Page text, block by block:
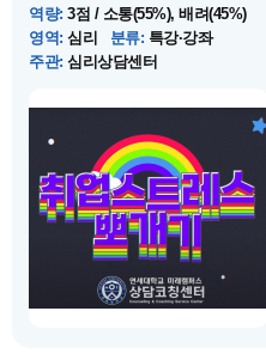
역량: 3점 / 소통(55%), 배려(45%)
영역 : 심리 분류: 특강·강좌
주관: 심리상담센터
: 2025.06.13(금) 23:59
장소
온라인
소개:상담코칭센터에서 2023년과
2024년에 진행된 특강을 영상으로
담았습니다. 온라인 특강을 통해서
자신의 스트레스 수준과 해소 방안
을 찾아보고 중독, 무기력, 집중력의
심리 증상도 점검해보세요.